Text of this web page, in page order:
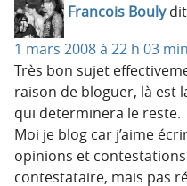
Francois Bouly
1 mars 2008 à 22 h 03 min
Très bon sujet
raison de bloguer, là est
qui determinera le reste.
Moi je blog car j’aime
opinions et
contestataire, mais pas